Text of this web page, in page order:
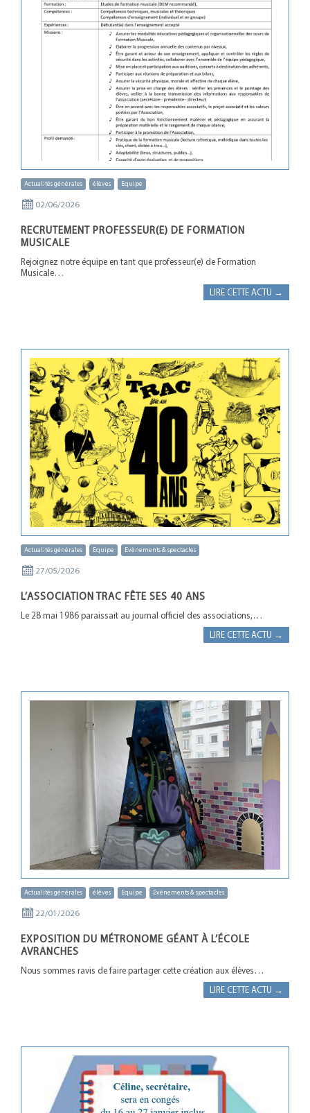
Actualités générales élèves Equipe
02/06/2026
RECRUTEMENT PROFESSEUR(E) DE FORMATION
MUSICALE
Rejoignez notre équipe en tant que professeur(e) de Formation
Musicale…
LIRE CETTE ACTU →
Actualités générales Equipe Evènements & spectacles
27/05/2026
L’ASSOCIATION TRAC FÊTE SES 40 ANS
Le 28 mai 1986 paraissait au journal officiel des associations,…
LIRE CETTE ACTU →
Actualités générales élèves Equipe Evènements & spectacles
22/01/2026
EXPOSITION DU MÉTRONOME GÉANT À L’ÉCOLE
AVRANCHES
Nous sommes ravis de faire partager cette création aux élèves…
LIRE CETTE ACTU →